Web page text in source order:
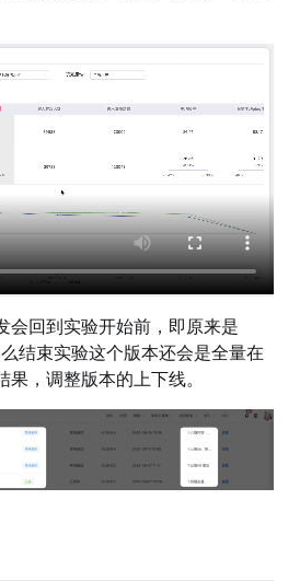
会回到实验开始前，即原来是
结束实验这个版本还会是全量在
，调整版本的上下线。